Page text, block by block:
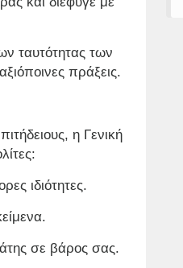
ταυτότητας των
πράξεις.
η Γενική
ιδιότητες.
σε βάρος σας.